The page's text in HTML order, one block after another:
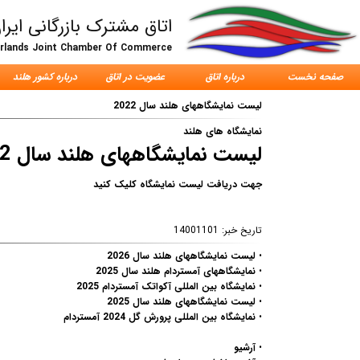
اتاق مشترک بازرگانی
Joint Chamber Of Commerce
صفحه نخست
درباره اتاق عضویت در اتاق درباره کشور هلند
لیست نمایشگاههای هلند سال 2022
نمایشگاه های هلند
لیست نمایشگاههای هلند سال 2022
جهت دریافت لیست نمایشگاه کلیک کنید
تاریخ خبر: 14001101
• لیست نمایشگاههای هلند سال 2026
• نمایشگاههای آمستردام هلند سال 2025
• نمایشگاه بین المللی آکواتک آمستردام 2025
• لیست نمایشگاههای هلند سال 2025
• نمایشگاه بین المللی پرورش گل 2024 آمستردام
• آرشیو